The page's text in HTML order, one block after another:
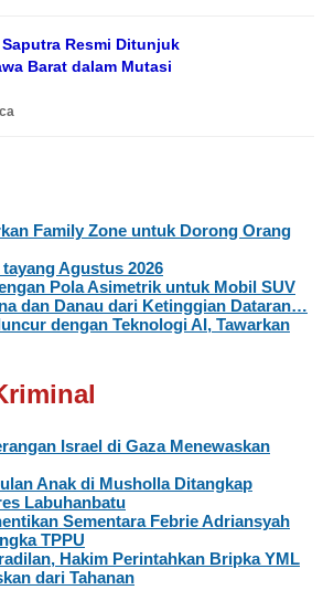
Resmi Ditunjuk
Barat dalam Mutasi
Family Zone untuk Dorong Orang
Agustus 2026
Pola Asimetrik untuk Mobil SUV
dan Danau dari Ketinggian Dataran…
dengan Teknologi AI, Tawarkan
Israel di Gaza Menewaskan
Anak di Musholla Ditangkap
Labuhanbatu
Sementara Febrie Adriansyah
TPPU
Hakim Perintahkan Bripka YML
dari Tahanan